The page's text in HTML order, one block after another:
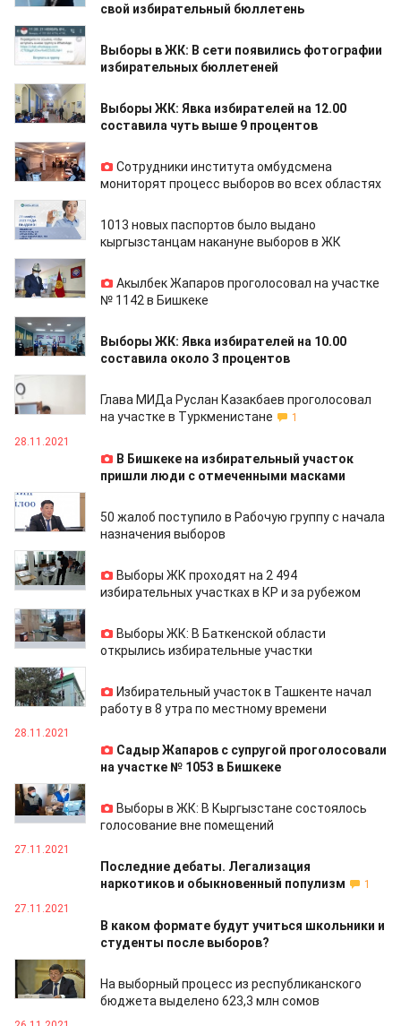
свой избирательный бюллетень
28.11.2021
Выборы в ЖК: В сети появились фотографии
избирательных бюллетеней
28.11.2021
Выборы ЖК: Явка избирателей на 12.00
составила чуть выше 9 процентов
28.11.2021
Сотрудники института омбудсмена
мониторят процесс выборов во всех областях
28.11.2021
1013 новых паспортов было выдано
кыргызстанцам накануне выборов в ЖК
28.11.2021
Акылбек Жапаров проголосовал на участке
№ 1142 в Бишкеке
28.11.2021
Выборы ЖК: Явка избирателей на 10.00
составила около 3 процентов
28.11.2021
Глава МИДа Руслан Казакбаев проголосовал
на участке в Туркменистане
1
28.11.2021
В Бишкеке на избирательный участок
пришли люди с отмеченными масками
28.11.2021
50 жалоб поступило в Рабочую группу с начала
назначения выборов
28.11.2021
Выборы ЖК проходят на 2 494
избирательных участках в КР и за рубежом
28.11.2021
Выборы ЖК: В Баткенской области
открылись избирательные участки
28.11.2021
Избирательный участок в Ташкенте начал
работу в 8 утра по местному времени
28.11.2021
Садыр Жапаров с супругой проголосовали
на участке № 1053 в Бишкеке
28.11.2021
Выборы в ЖК: В Кыргызстане состоялось
голосование вне помещений
27.11.2021
Последние дебаты. Легализация
наркотиков и обыкновенный популизм
1
27.11.2021
В каком формате будут учиться школьники и
студенты после выборов?
26.11.2021
На выборный процесс из республиканского
бюджета выделено 623,3 млн сомов